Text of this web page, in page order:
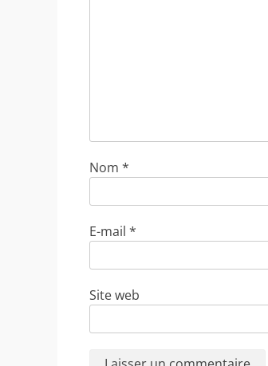
Nom *
E-mail *
Site web